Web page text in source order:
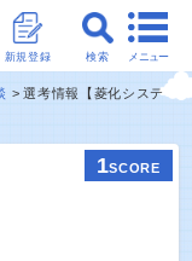
メニュー
検索
新規登録
選考情報【菱化システ
1SCORE